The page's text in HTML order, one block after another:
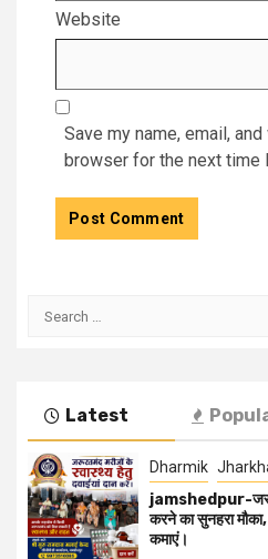
Website
Save my name, email,
browser for the next time
Latest
Dharmik
jamshedpur-
करने का सुनहरा
कमाएं।